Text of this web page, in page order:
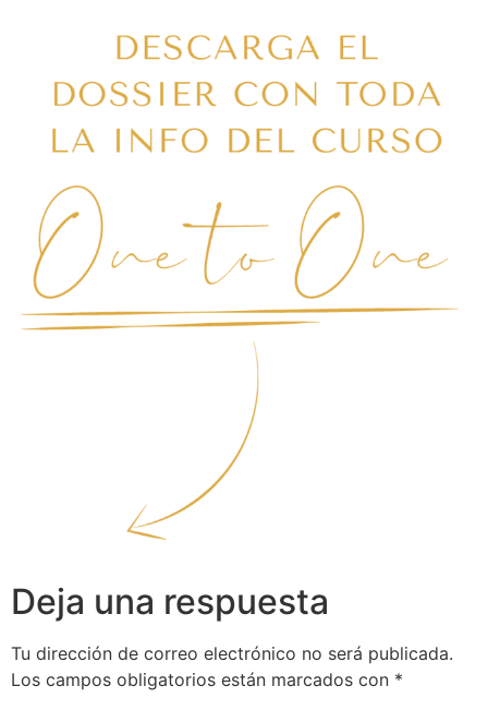
Deja una respuesta
Tu dirección de correo electrónico no será publicada.
Los campos obligatorios están marcados con *